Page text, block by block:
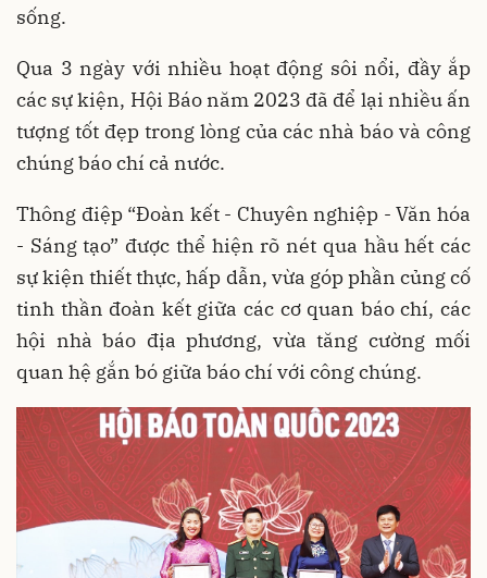
sống.
Qua 3 ngày với nhiều hoạt động sôi nổi, đầy ắp
các sự kiện, Hội Báo năm 2023 đã để lại nhiều ấn
tượng tốt đẹp trong lòng của các nhà báo và công
chúng báo chí cả nước.
Thông điệp “Đoàn kết - Chuyên nghiệp - Văn hóa
- Sáng tạo” được thể hiện rõ nét qua hầu hết các
sự kiện thiết thực, hấp dẫn, vừa góp phần củng cố
tinh thần đoàn kết giữa các cơ quan báo chí, các
hội nhà báo địa phương, vừa tăng cường mối
quan hệ gắn bó giữa báo chí với công chúng.